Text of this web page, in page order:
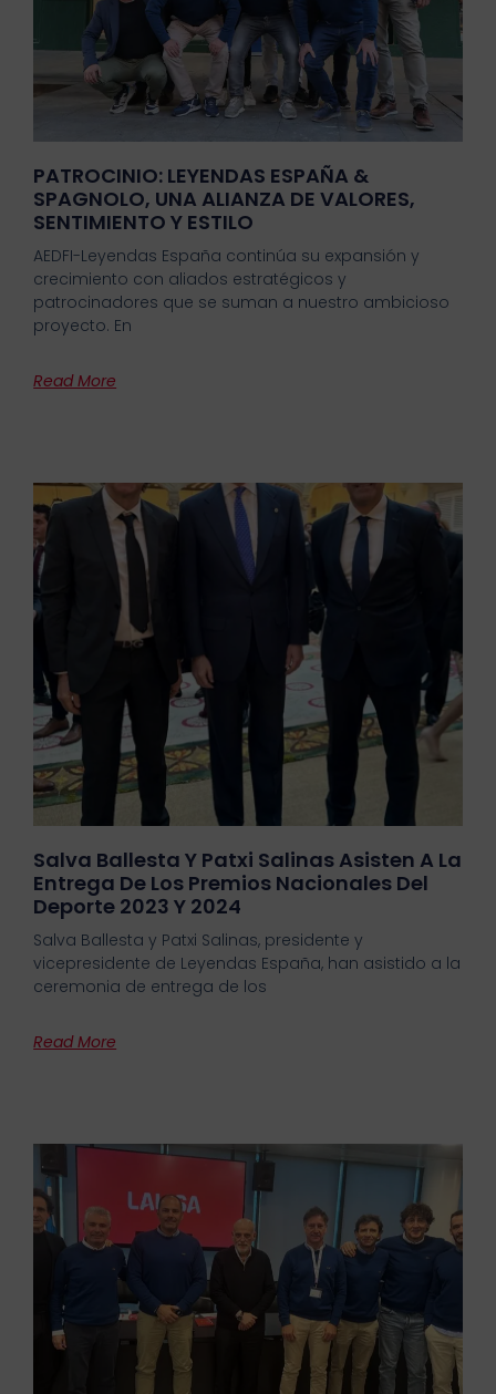
PATROCINIO: LEYENDAS ESPAÑA &
SPAGNOLO, UNA ALIANZA DE VALORES,
SENTIMIENTO Y ESTILO
AEDFI-Leyendas España continúa su expansión y
crecimiento con aliados estratégicos y
patrocinadores que se suman a nuestro ambicioso
proyecto. En
Read More
Salva Ballesta Y Patxi Salinas Asisten A La
Entrega De Los Premios Nacionales Del
Deporte 2023 Y 2024
Salva Ballesta y Patxi Salinas, presidente y
vicepresidente de Leyendas España, han asistido a la
ceremonia de entrega de los
Read More